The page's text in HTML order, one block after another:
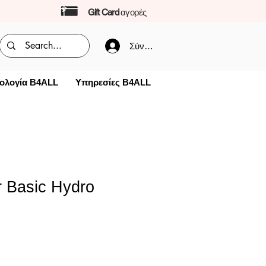
Gift Cardαγορές
Σύνδεση
B4ALL Υπηρεσίες B4ALL
Basic Hydro